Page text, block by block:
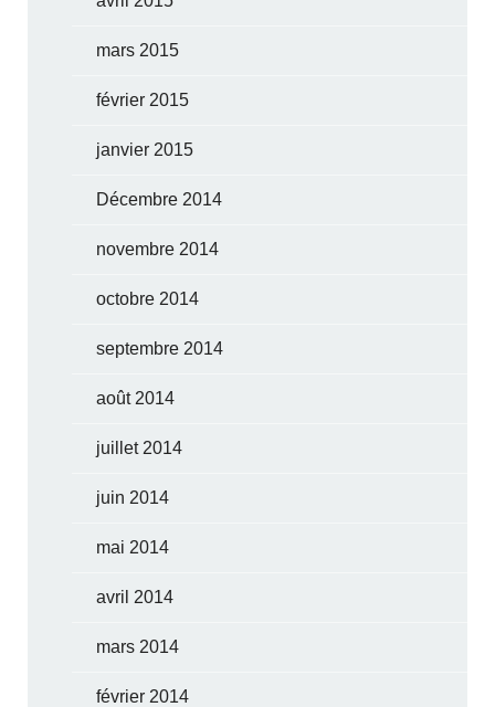
mars 2015
février 2015
janvier 2015
Décembre 2014
novembre 2014
octobre 2014
septembre 2014
août 2014
juillet 2014
juin 2014
mai 2014
avril 2014
mars 2014
février 2014